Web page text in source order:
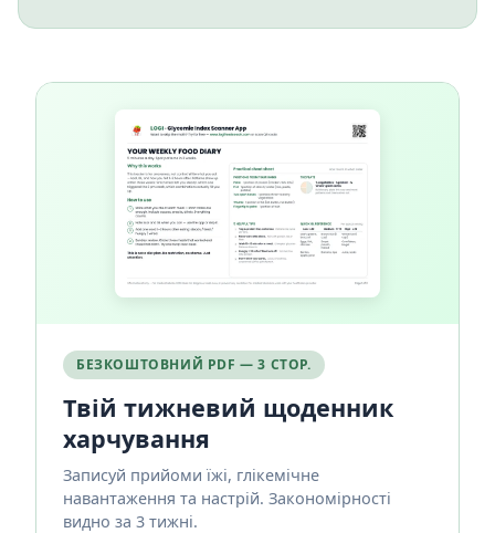
БЕЗКОШТОВНИЙ PDF — 3 СТОР.
Твій тижневий щоденник
харчування
Записуй прийоми їжі, глікемічне
навантаження та настрій. Закономірності
видно за 3 тижні.